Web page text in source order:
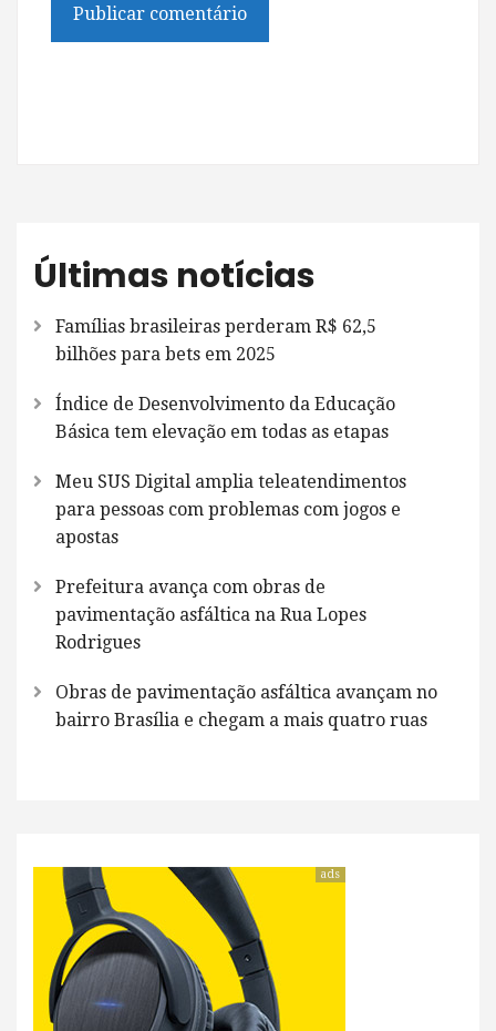
Últimas notícias
Famílias brasileiras perderam R$ 62,5
bilhões para bets em 2025
Índice de Desenvolvimento da Educação
Básica tem elevação em todas as etapas
Meu SUS Digital amplia teleatendimentos
para pessoas com problemas com jogos e
apostas
Prefeitura avança com obras de
pavimentação asfáltica na Rua Lopes
Rodrigues
Obras de pavimentação asfáltica avançam no
bairro Brasília e chegam a mais quatro ruas
ads